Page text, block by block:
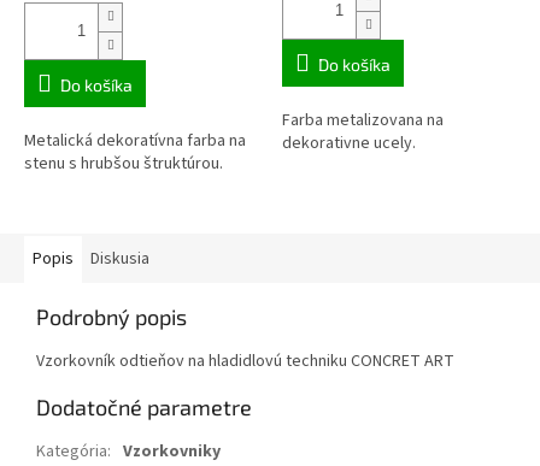
Do košíka
Metalická dekoratívna farba na
stenu s hrubšou štruktúrou.
5
hviezdičiek.
Do košíka
Farba metalizovana na
dekorativne ucely.
Popis Diskusia
Podrobný popis
Vzorkovník odtieňov na hladidlovú techniku CONCRET ART
Dodatočné parametre
Kategória: Vzorkovniky